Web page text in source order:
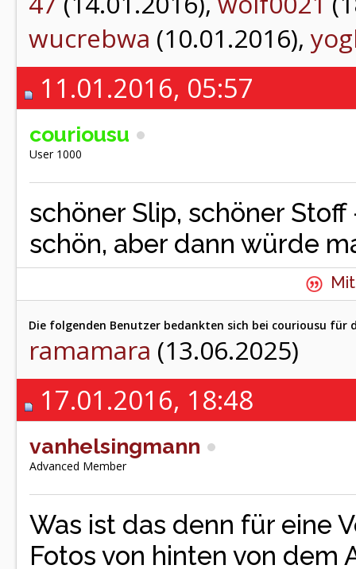
wucrebwa (10.01.2016),
11.01.2016, 05:57
couriousu
User 1000
schöner Slip, schöner
schön, aber dann würde
Die folgenden Benutzer bedankten sich bei couriousu für
ramamara (13.06.2025)
17.01.2016, 18:48
vanhelsingmann
Advanced Member
Was ist das denn für eine
Fotos von hinten von dem